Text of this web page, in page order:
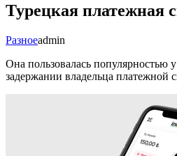
Турецкая платежная
Разноеadmin
Она пользовалась популярностью
задержании владельца платежной